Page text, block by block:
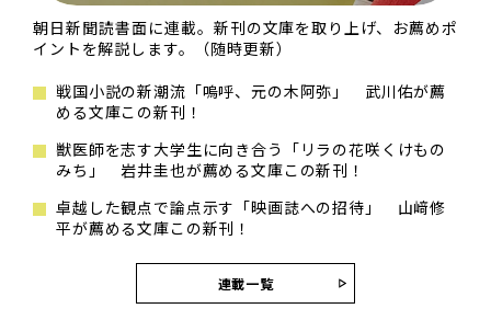
朝日新聞読書面に連載。新刊の文庫を取り上げ、お薦めポ
イントを解説します。（随時更新）
戦国小説の新潮流「嗚呼、元の木阿弥」 武川佑が薦
める文庫この新刊！
獣医師を志す大学生に向き合う「リラの花咲くけもの
みち」 岩井圭也が薦める文庫この新刊！
卓越した観点で論点示す「映画誌への招待」 山﨑修
平が薦める文庫この新刊！
連載一覧